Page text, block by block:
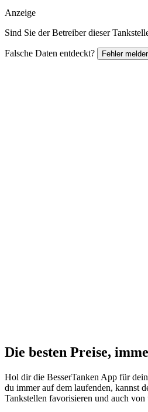
Anzeige
Sind Sie der Betreiber dieser
Falsche Daten entdeckt? Fehler
Die besten Preise,
Hol dir die BesserTanken App für
du immer auf dem laufenden, kannst
Tankstellen favorisieren und auch